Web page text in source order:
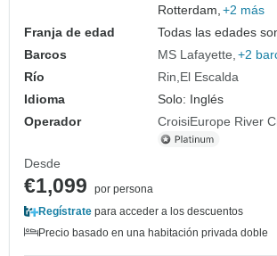
Rotterdam, +2 más
Franja de edad
Todas las edades
Barcos
MS Lafayette +2
Río
Rin El Escalda
Idioma
Solo: Inglés
Operador
CroisiEurope River
Desde
€1,099
por persona
Regístrate para acceder a los descuentos
Precio basado en una habitación privada doble